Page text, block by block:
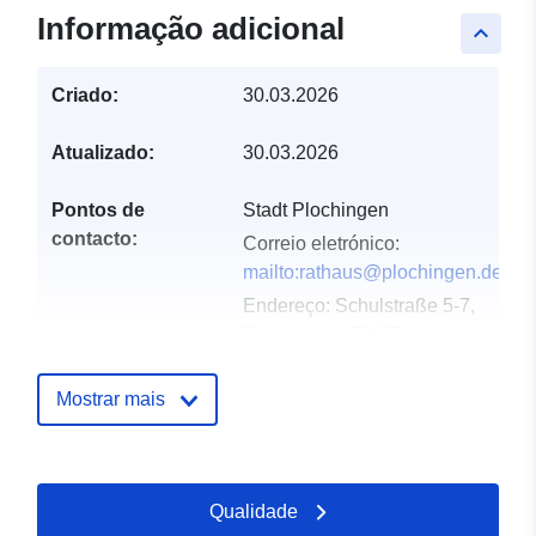
keyboard_arrow_up
Informação adicional
Criado: 30.03.2026
Atualizado: 30.03.2026
Pontos de
contacto:
Stadt Plochingen
Correio eletrónico:
mailto:rathaus@plochingen.de
Endereço: Schulstraße 5-7,
Registo do
Acrescentado à data.europa.eu:
18 April 2026
Mostrar mais
Qualidade